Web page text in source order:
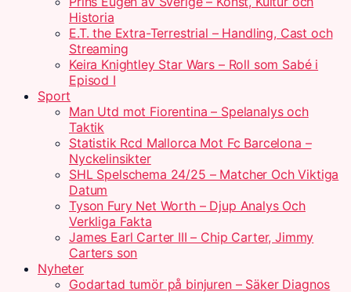
Historia
E.T. the Extra-Terrestrial – Handling, Cast och
Streaming
Keira Knightley Star Wars – Roll som Sabé i
Episod I
Sport
Man Utd mot Fiorentina – Spelanalys och
Taktik
Statistik Rcd Mallorca Mot Fc Barcelona –
Nyckelinsikter
SHL Spelschema 24/25 – Matcher Och Viktiga
Datum
Tyson Fury Net Worth – Djup Analys Och
Verkliga Fakta
James Earl Carter III – Chip Carter, Jimmy
Carters son
Nyheter
Godartad tumör på binjuren – Säker Diagnos